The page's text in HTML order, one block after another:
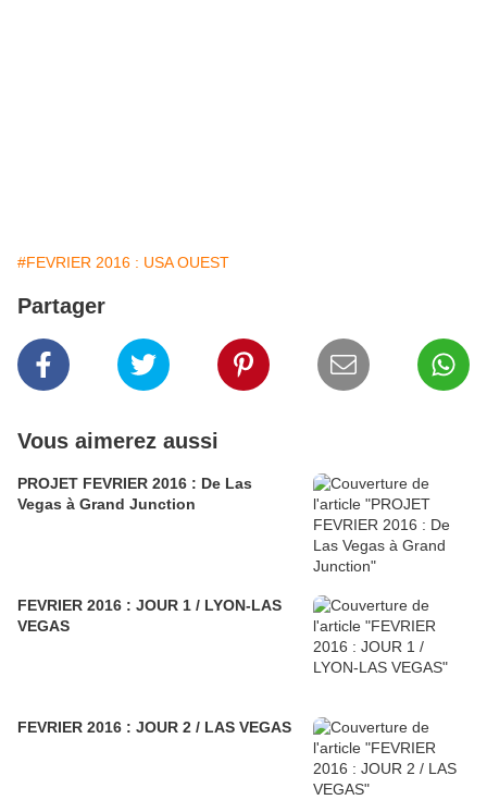
#FEVRIER 2016 : USA OUEST
Partager
Vous aimerez aussi
PROJET FEVRIER 2016 : De Las
Vegas à Grand Junction
FEVRIER 2016 : JOUR 1 / LYON-LAS
VEGAS
FEVRIER 2016 : JOUR 2 / LAS VEGAS